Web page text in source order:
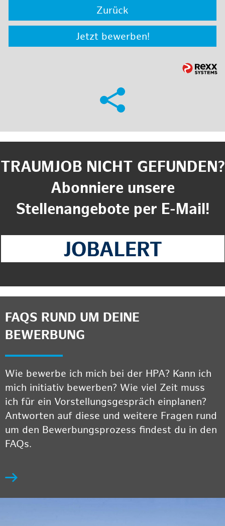
Zurück
Jetzt bewerben!
TRAUMJOB NICHT GEFUNDEN?
Abonniere unsere
Stellenangebote per E-Mail!
FAQS RUND UM DEINE
BEWERBUNG
Wie bewerbe ich mich bei der HPA? Kann ich
mich initiativ bewerben? Wie viel Zeit muss
ich für ein Vorstellungsgespräch einplanen?
Antworten auf diese und weitere Fragen rund
um den Bewerbungsprozess findest du in den
FAQs.